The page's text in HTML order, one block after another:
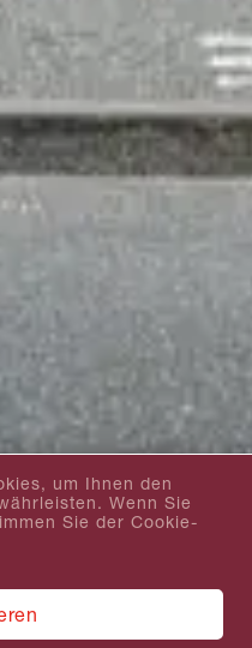
um Ihnen den
Wenn Sie
Sie der Cookie-